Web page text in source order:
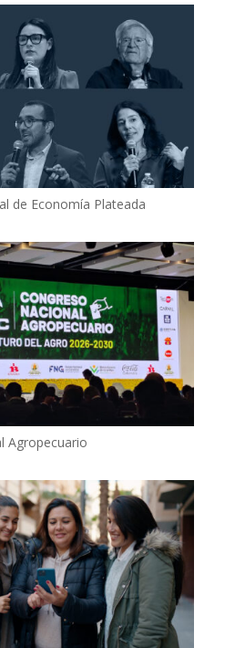
de Economía Plateada
Agropecuario